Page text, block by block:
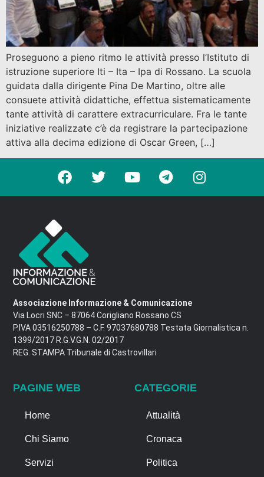
Proseguono a pieno ritmo le attività presso l’Istituto di
istruzione superiore Iti – Ita – Ipa di Rossano. La scuola
guidata dalla dirigente Pina De Martino, oltre alle
consuete attività didattiche, effettua sistematicamente
tante attività di carattere extracurriculare. Fra le tante
iniziative realizzate c’è da registrare la partecipazione
attiva alla decima edizione di Oscar Green, […]
Associazione Informazione & Comunicazione
Via Locri SNC – 87064 Corigliano Rossano CS
P.IVA 03516250788 – C.F. 97037680788 Testata Giornalistica n.
1399/2017 R.G.V.G.N. 02/2017
REG. STAMPA Tribunale di Castrovillari
PAGINE WEB
Home
Chi Siamo
Servizi
CATEGORIE
Attualità
Cronaca
Politica